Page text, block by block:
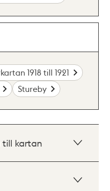
1918 till 1921
Stureby
till kartan